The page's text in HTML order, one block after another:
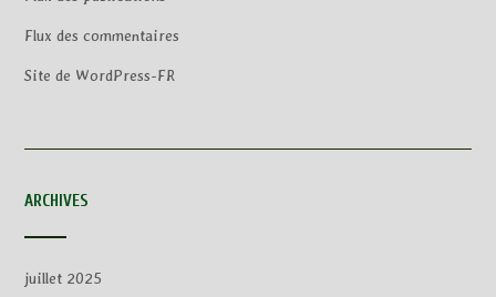
Flux des commentaires
Site de WordPress-FR
ARCHIVES
juillet 2025